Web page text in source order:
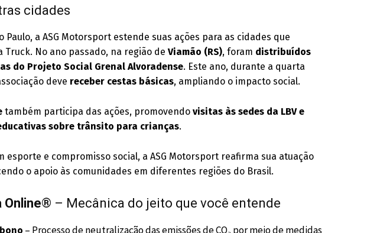
cidades
Paulo, a ASG Motorsport estende suas ações para as cidades que
Truck. No ano passado, na região deViamão (RS), foram distribuídos
do Projeto Social Grenal Alvoradense. Este ano, durante a quarta
deve receber cestas básicas, ampliando o impacto social.
também participa das ações, promovendovisitas às sedes da LBV e
sobre trânsito para crianças.
esporte e compromisso social, a ASG Motorsport reafirma sua atuação
o apoio às comunidades em diferentes regiões do Brasil.
Online® – Mecânica do jeito que você entende
– Processo de neutralização das emissões de CO₂ por meio de medidas